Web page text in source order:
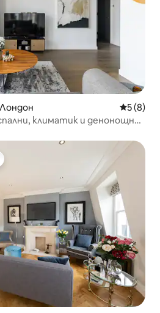
Средна
5 (8)
климатик и денонощна
гостите